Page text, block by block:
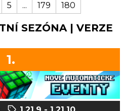
5 ... 179 180
SEZÓNA | VERZE
1.